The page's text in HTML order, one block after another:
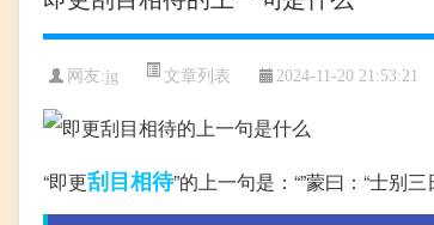
网友:jg 文章列表 2024-11-20 21:53:21
“即更刮目相待”的上一句是：“”蒙曰：“士别